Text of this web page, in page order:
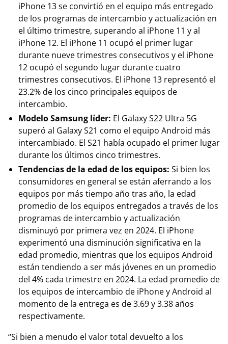
iPhone 13 se convirtió en el equipo más entregado
de los programas de intercambio y actualización en
el último trimestre, superando al iPhone 11 y al
iPhone 12. El iPhone 11 ocupó el primer lugar
durante nueve trimestres consecutivos y el iPhone
12 ocupó el segundo lugar durante cuatro
trimestres consecutivos. El iPhone 13 representó el
23.2% de los cinco principales equipos de
intercambio.
Modelo Samsung líder: El Galaxy S22 Ultra 5G
superó al Galaxy S21 como el equipo Android más
intercambiado. El S21 había ocupado el primer lugar
durante los últimos cinco trimestres.
Tendencias de la edad de los equipos: Si bien los
consumidores en general se están aferrando a los
equipos por más tiempo año tras año, la edad
promedio de los equipos entregados a través de los
programas de intercambio y actualización
disminuyó por primera vez en 2024. El iPhone
experimentó una disminución significativa en la
edad promedio, mientras que los equipos Android
están tendiendo a ser más jóvenes en un promedio
del 4% cada trimestre en 2024. La edad promedio de
los equipos de intercambio de iPhone y Android al
momento de la entrega es de 3.69 y 3.38 años
respectivamente.
“Si bien a menudo el valor total devuelto a los